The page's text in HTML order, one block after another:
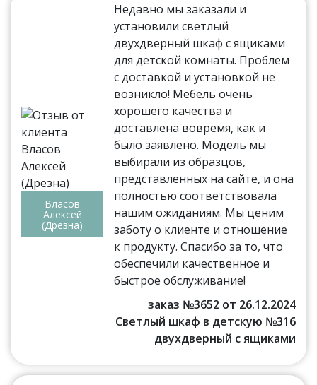
Власов
Алексей
(Дрезна)
Недавно мы заказали и
установили светлый
двухдверный шкаф с ящиками
для детской комнаты. Проблем
с доставкой и установкой не
возникло! Мебель очень
хорошего качества и
доставлена вовремя, как и
было заявлено. Модель мы
выбирали из образцов,
представленных на сайте, и она
полностью соответствовала
нашим ожиданиям. Мы ценим
заботу о клиенте и отношение
к продукту. Спасибо за то, что
обеспечили качественное и
быстрое обслуживание!
заказ №3652 от 26.12.2024
Светлый шкаф в детскую №316
двухдверный с ящиками